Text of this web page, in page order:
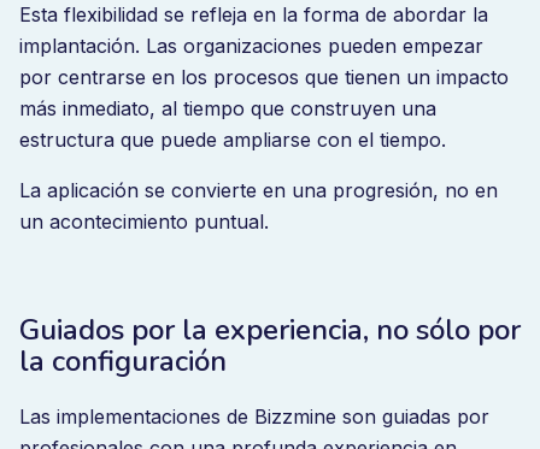
Esta flexibilidad se refleja en la forma de abordar la
implantación. Las organizaciones pueden empezar
por centrarse en los procesos que tienen un impacto
más inmediato, al tiempo que construyen una
estructura que puede ampliarse con el tiempo.
La aplicación se convierte en una progresión, no en
un acontecimiento puntual.
Guiados por la experiencia, no sólo por
la configuración
Las implementaciones de Bizzmine son guiadas por